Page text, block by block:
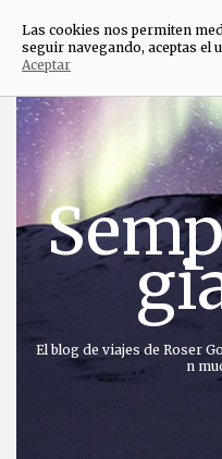
Saltar
contenido
El blog de viajes de Roser
n
Las cookies nos permiten
seguir navegando, aceptas el
Aceptar